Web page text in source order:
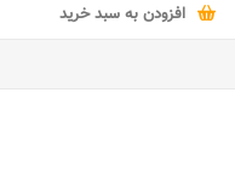
افزودن به سبد خرید